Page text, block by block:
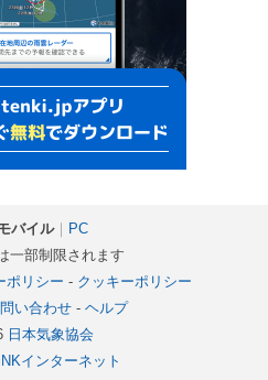
バイル｜
PC
一部制限されます
ポリシー - クッキーポリシー
い合わせ- ヘルプ
日本気象協会
インターネット